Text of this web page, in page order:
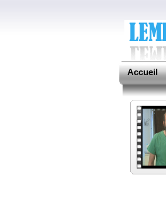
Accueil